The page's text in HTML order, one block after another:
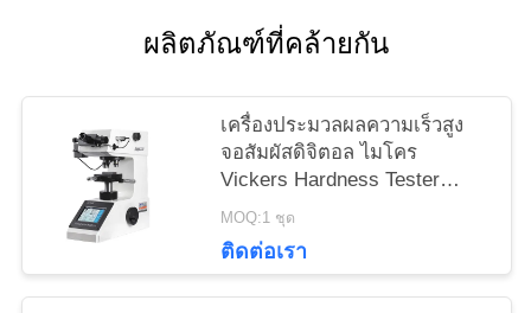
ผลิตภัณฑ์ที่คล้ายกัน
เครื่องประมวลผลความเร็วสูง
จอสัมผัสดิจิตอล ไมโคร
Vickers Hardness Tester
HVS-1000Z
MOQ:1 ชุด
ติดต่อเรา